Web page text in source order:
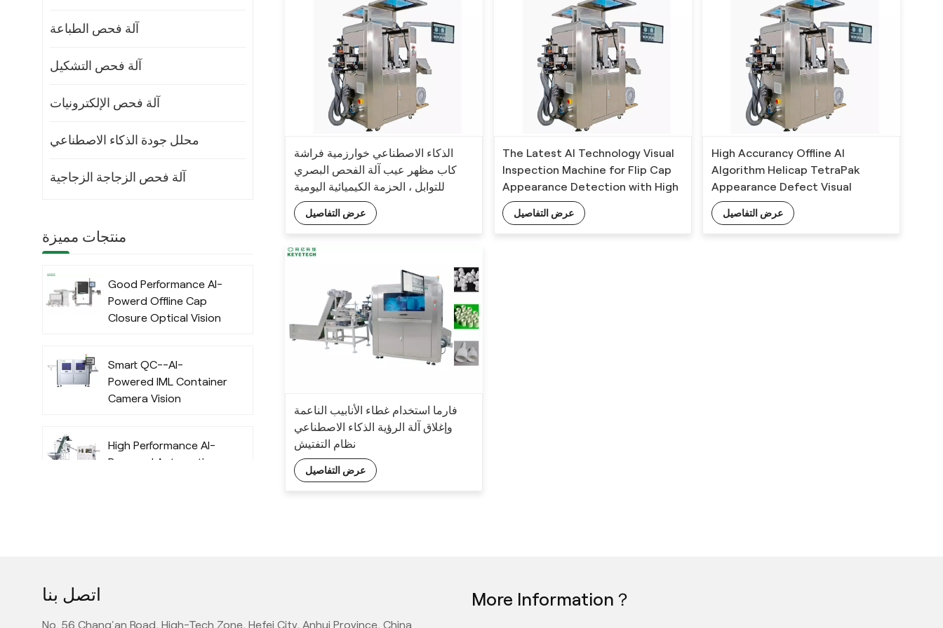
الذكاء الاصطناعي خوارزمية فراشة
كاب مظهر عيب آلة الفحص البصري
للتوابل ، الحزمة الكيميائية اليومية
عرض التفاصيل
The Latest AI Technology Visual
Inspection Machine for Flip Cap
Appearance Detection with High
Accurancy
عرض التفاصيل
High Accurancy Offline AI
Algorithm Helicap TetraPak
Appearance Defect Visual
Inspection Machine
عرض التفاصيل
فارما استخدام غطاء الأنابيب الناعمة
وإغلاق آلة الرؤية الذكاء الاصطناعي
نظام التفتيش
عرض التفاصيل
آلة فحص الطباعة
آلة فحص التشكيل
آلة فحص الإلكترونيات
محلل جودة الذكاء الاصطناعي
آلة فحص الزجاجة الزجاجية
منتجات مميزة
Good Performance AI-
Powerd Offline Cap
Closure Optical Vision
Algorithm
Smart QC--AI-
Powered IML Container
Camera Vision
Algorithm
High Performance AI-
Powered Automatic
AI PE Bottle Quality
اتصل بنا
No. 56 Chang'an Road, High-Tech Zone, Hefei City, Anhui Province, China
More Information？